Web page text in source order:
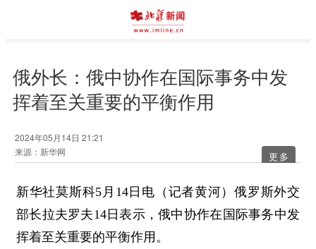
俄外长：俄中协作在国际事务中发
挥着至关重要的平衡作用
2024年05月14日 21:21
来源：新华网
更多
新华社莫斯科5月14日电（记者黄河）俄罗斯外交
部长拉夫罗夫14日表示，俄中协作在国际事务中发
挥着至关重要的平衡作用。